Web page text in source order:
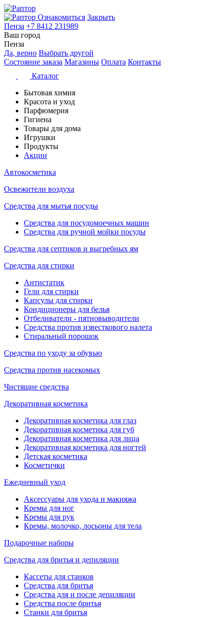
Ознакомиться Закрыть
Пенза +7 8412 231989
Ваш город
Пенза
Да, верно Выбрать другой
Состояние заказа Магазины Оплата Контакты
Каталог
Бытовая химия
Красота и уход
Парфюмерия
Гигиена
Товары для дома
Игрушки
Продукты
Акции
Автокосметика
Освежители воздуха
Средства для мытья посуды
Средства для посудомоечных машин
Средства для ручной мойки посуды
Средства для септиков и выгребных ям
Средства для стирки
Антистатик
Гели для стирки
Капсулы для стирки
Кондиционеры для белья
Отбеливатели - пятновыводители
Средства против известкового налета
Стиральный порошок
Средства по уходу за обувью
Средства против насекомых
Чистящие средства
Декоративная косметика
Декоративная косметика для глаз
Декоративная косметика для губ
Декоративная косметика для лица
Декоративная косметика для ногтей
Детская косметика
Косметички
Ежедневный уход
Аксессуары для ухода и макияжа
Кремы для ног
Кремы для рук
Кремы, молочко, лосьоны для тела
Подарочные наборы
Средства для бритья и депиляции
Кассеты для станков
Средства для бритья
Средства для и после депиляции
Средства после бритья
Станки для бритья